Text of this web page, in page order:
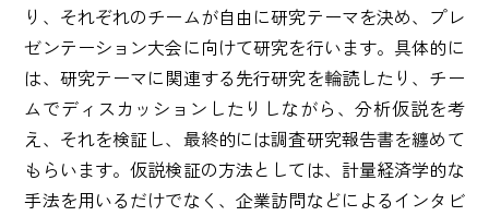
り、それぞれのチームが自由に研究テーマを決め、プレ
ゼンテーション大会に向けて研究を行います。具体的に
は、研究テーマに関連する先行研究を輪読したり、チー
ムでディスカッションしたりしながら、分析仮説を考
え、それを検証し、最終的には調査研究報告書を纏めて
もらいます。仮説検証の方法としては、計量経済学的な
手法を用いるだけでなく、企業訪問などによるインタビ